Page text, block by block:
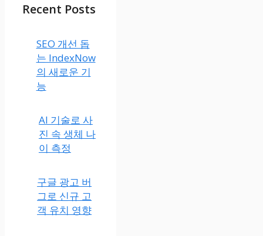
Recent Posts
SEO 개선 돕
는 IndexNow
의 새로운 기
능
AI 기술로 사
진 속 생체 나
이 측정
구글 광고 버
그로 신규 고
객 유치 영향